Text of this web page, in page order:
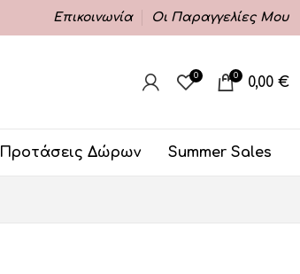
Επικοινωνία Οι Παραγγελίες Μου
0 0 0,00 €
Προτάσεις Δώρων Summer Sales